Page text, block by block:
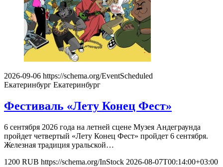
2026-09-06 https://schema.org/EventScheduled
Екатеринбург Екатеринбург
Фестиваль «Лету Конец Фест»
6 сентября 2026 года на летней сцене Музея Андеграунда
пройдет четвертый «Лету Конец Фест» пройдет 6 сентября.
Железная традиция уральской…
1200 RUB https://schema.org/InStock 2026-08-07T00:14:00+03:00